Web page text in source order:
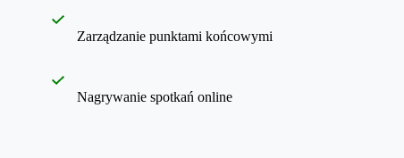
Zarządzanie punktami końcowymi
Nagrywanie spotkań online